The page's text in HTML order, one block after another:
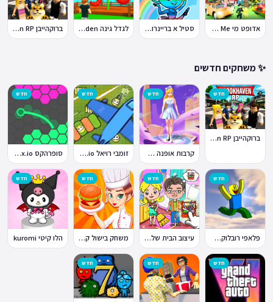
אדופט מי Adopt Me! סטיל א בריינרוט Steal a Brainrot לגדל גינה Grow a Garden ברוקהייבן Brookhaven RP
✨ משחקים חדשים
חדש
ברוקהייבן Brookhaven RP
חדש
קרבות אופנה Fashion Battle
חדש
זומבי רויאל ZombsRoyale.io
חדש
סופרהקס Superhex.io
חדש
פלאפי רובלוקס Flappy Roblox
חדש
עיצוב הבית של טוקה בוקה
חדש
משחק בישול קדחת הבישול Cooking Fever
חדש
הלו קיטי kuromi
חדש חדש חדש